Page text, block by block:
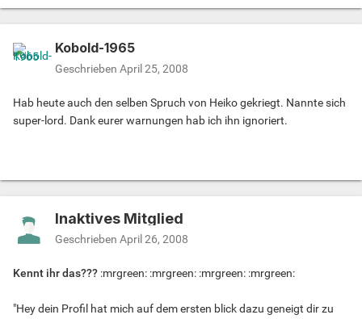
Kobold-1965
Geschrieben April 25, 2008
Hab heute auch den selben Spruch von Heiko gekriegt. Nannte sich
super-lord. Dank eurer warnungen hab ich ihn ignoriert.
Inaktives Mitglied
Geschrieben April 26, 2008
Kennt ihr das??? :mrgreen: :mrgreen: :mrgreen: :mrgreen:
"Hey dein Profil hat mich auf dem ersten blick dazu geneigt dir zu